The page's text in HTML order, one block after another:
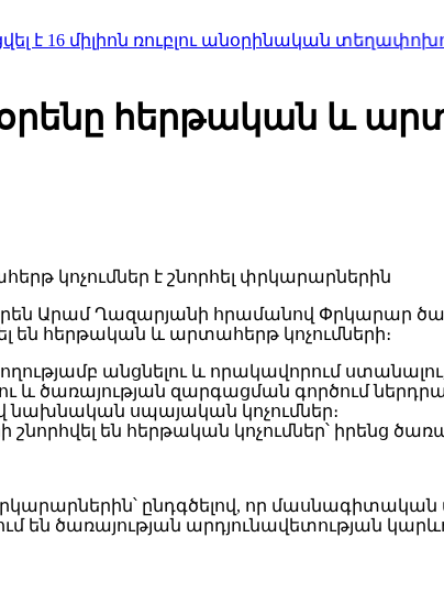
ռուբլու անօրինական տեղափոխումը
հերթական և
Արամ Ղազարյանի հրամանով Փրկարար
հերթական և արտահերթ կոչումների։
անցնելու և որակավորում ստանալու,
և ծառայության զարգացման գործում
սպայական կոչումներ։
են հերթական կոչումներ՝ իրենց
ընդգծելով, որ
ծառայության արդյունավետության